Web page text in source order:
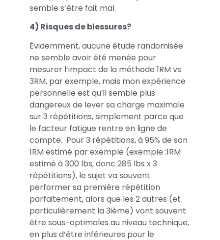
semble s’être fait mal.
4) Risques de blessures?
Évidemment, aucune étude randomisée
ne semble avoir été menée pour
mesurer l’impact de la méthode 1RM vs
3RM, par exemple, mais mon expérience
personnelle est qu’il semble plus
dangereux de lever sa charge maximale
sur 3 répétitions, simplement parce que
le facteur fatigue rentre en ligne de
compte. Pour 3 répétitions, à 95% de son
1RM estimé par exemple (exemple :1RM
estimé à 300 lbs, donc 285 lbs x 3
répétitions), le sujet va souvent
performer sa première répétition
parfaitement, alors que les 2 autres (et
particulièrement la 3ième) vont souvent
être sous-optimales au niveau technique,
en plus d’être inférieures pour le